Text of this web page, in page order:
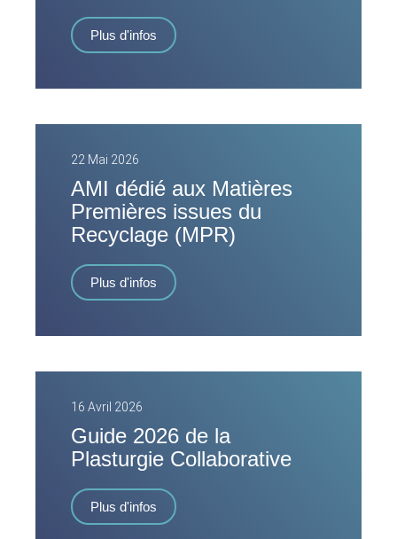
Plus d'infos
22 Mai 2026
AMI dédié aux Matières
Premières issues du
Recyclage (MPR)
Plus d'infos
16 Avril 2026
Guide 2026 de la
Plasturgie Collaborative
Plus d'infos